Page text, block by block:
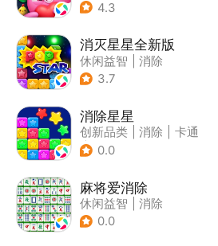
| 乐元素
4.3
消灭星星全新版
休闲益智
消除
3.7
消除星星
创新品类 消除
卡通
| 休闲益智
0.0
麻将爱消除
休闲益智
消除
0.0